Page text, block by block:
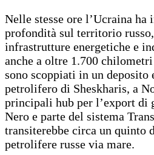
Nelle stesse ore l’Ucraina
profondità sul territorio
infrastrutture energetiche e
anche a oltre 1.700
sono scoppiati in un deposito
petrolifero di Sheskharis, a
principali hub per l’export di
Nero e parte del sistema
transiterebbe circa un quinto
petrolifere russe via mare.